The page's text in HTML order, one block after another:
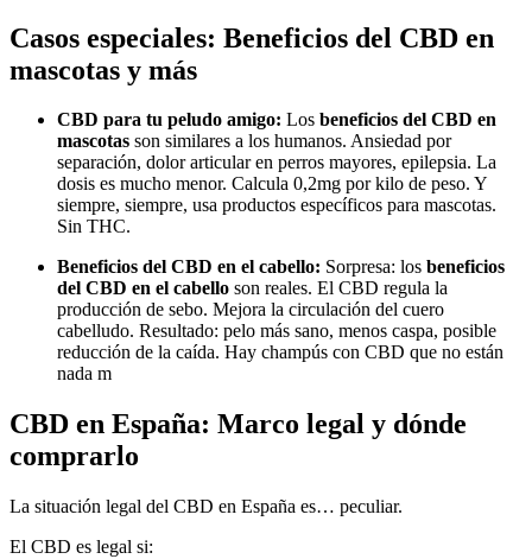
Casos especiales: Beneficios del CBD en
mascotas y más
CBD para tu peludo amigo: Los beneficios del CBD en
mascotas son similares a los humanos. Ansiedad por
separación, dolor articular en perros mayores, epilepsia. La
dosis es mucho menor. Calcula 0,2mg por kilo de peso. Y
siempre, siempre, usa productos específicos para mascotas.
Sin THC.
Beneficios del CBD en el cabello: Sorpresa: los beneficios
del CBD en el cabello son reales. El CBD regula la
producción de sebo. Mejora la circulación del cuero
cabelludo. Resultado: pelo más sano, menos caspa, posible
reducción de la caída. Hay champús con CBD que no están
nada m
CBD en España: Marco legal y dónde
comprarlo
La situación legal del CBD en España es… peculiar.
El CBD es legal si: